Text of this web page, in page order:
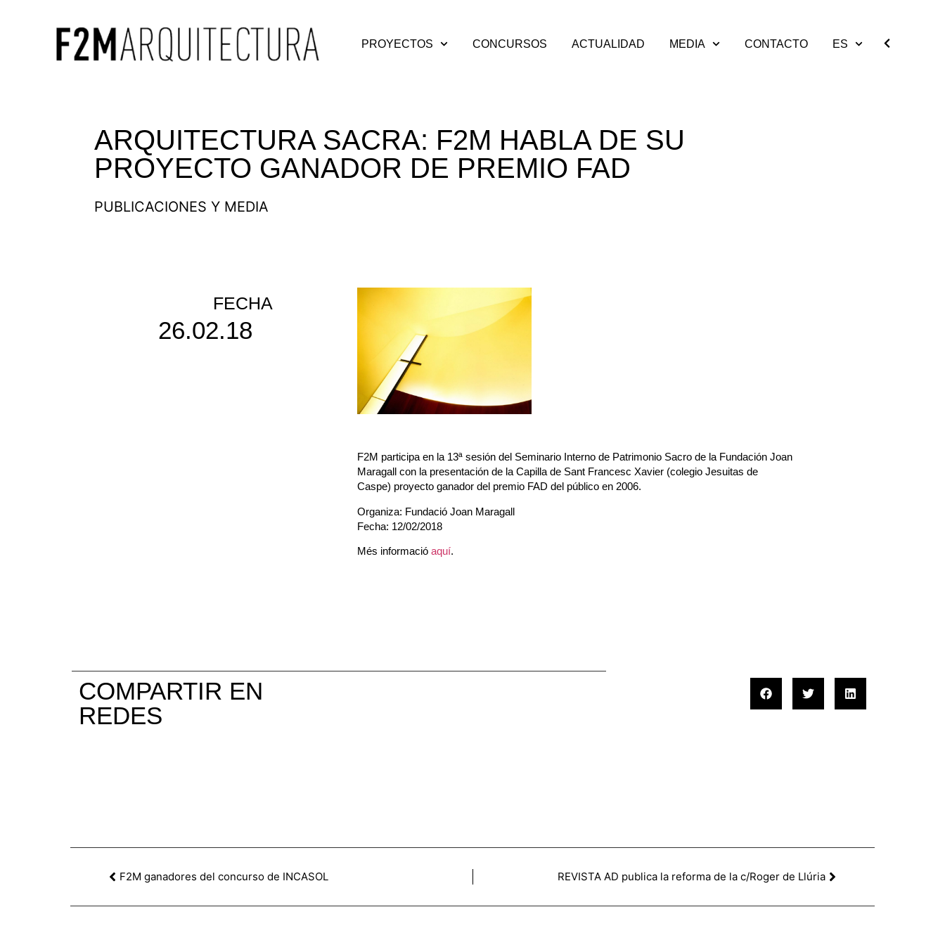
PROYECTOS CONCURSOS ACTUALIDAD MEDIA CONTACTO ES
ARQUITECTURA SACRA: F2M HABLA DE SU
PROYECTO GANADOR DE PREMIO FAD
PUBLICACIONES Y MEDIA
FECHA
26.02.18
F2M participa en la 13ª sesión del Seminario Interno de Patrimonio Sacro de la Fundación Joan
Maragall con la presentación de la Capilla de Sant Francesc Xavier (colegio Jesuitas de
Caspe) proyecto ganador del premio FAD del público en 2006.
Organiza: Fundació Joan Maragall
Fecha: 12/02/2018
Més informació aquí.
COMPARTIR EN
REDES
F2M ganadores del concurso de INCASOL REVISTA AD publica la reforma de la c/Roger de Llúria